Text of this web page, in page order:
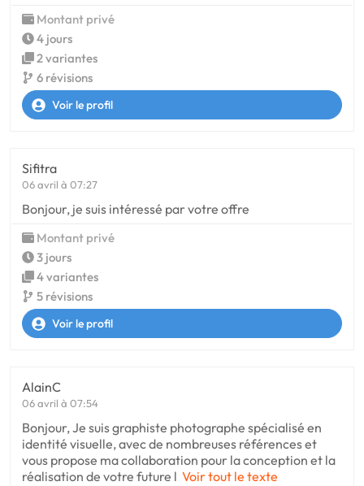
Montant privé
4 jours
2 variantes
6 révisions
Voir le profil
Sifitra
06 avril à 07:27
Bonjour, je suis intéressé par votre offre
Montant privé
3 jours
4 variantes
5 révisions
Voir le profil
AlainC
06 avril à 07:54
Bonjour, Je suis graphiste photographe spécialisé en
identité visuelle, avec de nombreuses références et
vous propose ma collaboration pour la conception et la
réalisation de votre future l Voir tout le texte